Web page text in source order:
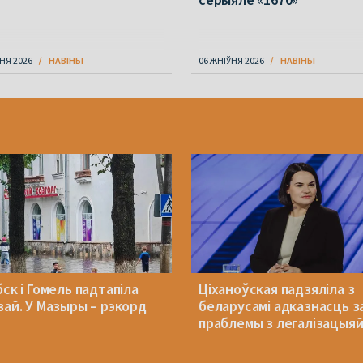
2026 НАВІНЫ 06 ЖНІЎНЯ 2026 НАВІНЫ
і Гомель падтапіла
У Мазыры – рэкорд
Ціханоўская падзяліла з
беларусамі адказнасць
праблемы з легалізацыяй